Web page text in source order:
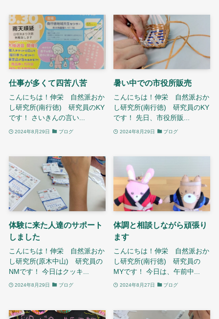
仕事が多くて四苦八苦
こんにちは！伸栄 自然派おか
し研究所(南行徳) 研究員のKY
です！ さいきんの言い...
2024年8月29日 ブログ
暑い中での市役所販売
こんにちは！伸栄 自然派おか
し研究所(南行徳) 研究員のKY
です！ 先日、市役所販...
2024年8月29日 ブログ
体験に来た人達のサポート
しました
こんにちは！伸栄 自然派おか
し研究所(原木中山) 研究員の
NMです！ 今日はクッキ...
2024年8月29日 ブログ
体調と相談しながら頑張り
ます
こんにちは！伸栄 自然派おか
し研究所(南行徳) 研究員の
MYです！ 今日は、午前中...
2024年8月27日 ブログ